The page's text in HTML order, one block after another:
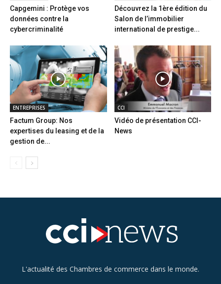
Capgemini : Protège vos
données contre la
cybercriminalité
Découvrez la 1ère édition du
Salon de l’immobilier
international de prestige...
ENTREPRISES
Factum Group: Nos
expertises du leasing et de la
gestion de...
CCI
Vidéo de présentation CCI-
News
L'actualité des Chambres de commerce dans le monde.